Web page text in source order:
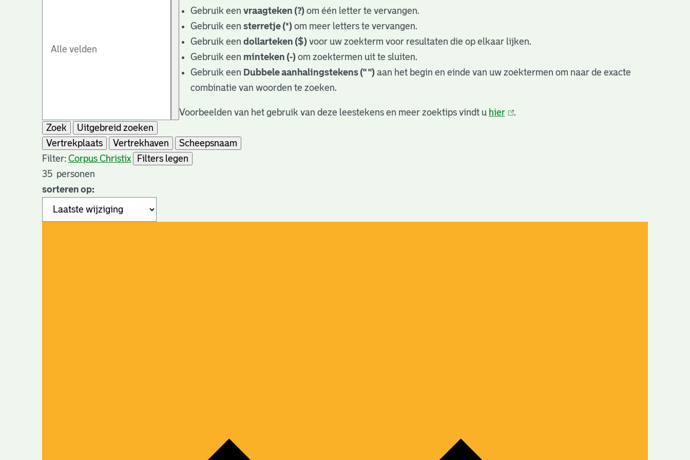
Gebruik eenvraagteken (?) om één letter te vervangen.
Gebruik eensterretje (*) om meer letters te vervangen.
Gebruik eendollarteken ($) voor uw zoekterm voor resultaten die op elkaar lijken.
Gebruik een minteken (-) om zoektermen uit te sluiten.
Gebruik een Dubbele aanhalingstekens (" ") aan het begin en einde van uw zoektermen om naar de exacte
combinatie van woorden te zoeken.
Voorbeelden van het gebruik van deze leestekens en meer zoektips vindt u hier(link
.
Zoek
Uitgebreid zoeken
Vertrekplaats
Vertrekhaven
Scheepsnaam
Filter: Corpus Christix
Filters legen
35 personen
sorteren op: